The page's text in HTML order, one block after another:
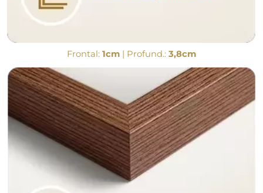
Frontal: 1cm | Profund.: 3,8cm